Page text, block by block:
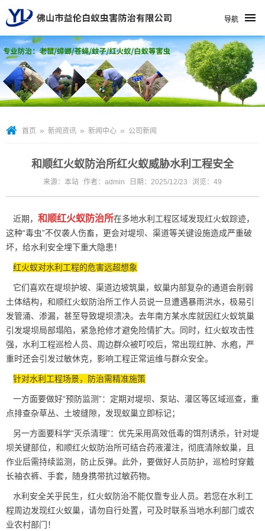
导航
首页 » 新闻资讯 » 新闻中心 » 公司新闻
和顺红火蚁防治所红火蚁威胁水利工程安全
来源：本站 作者：admin 日期：2025/12/23 浏览： 49
近期， 和顺红火蚁防治所在多地水利工程区域发现红火蚁踪迹，
这种“毒虫”不仅袭人伤畜，更会对堤坝、渠道等关键设施造成严重破
坏，给水利安全埋下重大隐患！
红火蚁对水利工程的危害远超想象
它们喜欢在堤坝护坡、渠道边坡筑巢，蚁巢内部复杂的通道会削弱
土体结构，和顺红火蚁防治所工作人员说一旦遭遇暴雨洪水，极易引
发管涌、渗漏，甚至导致堤坝溃决。去年南方某水库就因红火蚁筑巢
引发堤坝局部塌陷，紧急抢修才避免险情扩大。同时，红火蚁攻击性
强，水利工程巡检人员、周边群众被叮咬后，常出现红肿、水疱，严
重时还会引发过敏休克，影响工程正常运维与群众安全。
针对水利工程场景，防治需精准施策
一方面要做好“预防监测”：定期对堤坝、泵站、灌区等区域巡查，重
点排查杂草丛、土坡缝隙，发现蚁巢立即标记；
另一方面要科学“灭杀清理”：优先采用高效低毒的饵剂诱杀，针对堤
坝关键部位，和顺红火蚁防治所可结合药液灌注，彻底清除蚁巢，且
作业后需持续监测，防止反弹。此外，要做好人员防护，巡检时穿戴
长袖衣裤、手套，随身携带抗过敏药物。
水利安全关乎民生，红火蚁防治不能仅靠专业人员。若您在水利工
程周边发现红火蚁巢，请勿自行处置，可及时联系当地水利部门或农
业农村部门！